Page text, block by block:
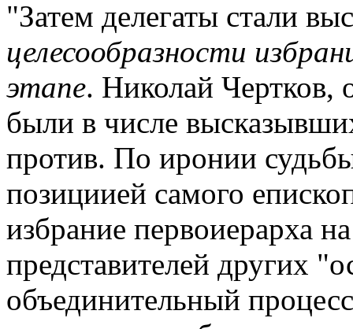
"Затем делегаты стали
целесообразности
этапе. Николай Чертков,
были в числе
против. По иронии
позициией самого
избрание первоиерарха
представителей других
объединительный